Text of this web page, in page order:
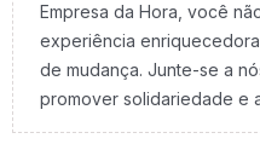
Empresa da Hora, você
experiência
de mudança. Junte-se a
promover solidariedade e